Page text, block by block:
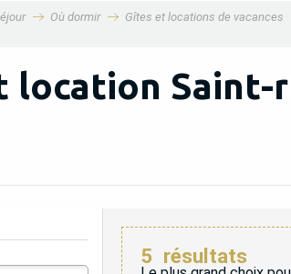
Où dormir Gîtes et locations de vacances
location Saint-
5 résultats